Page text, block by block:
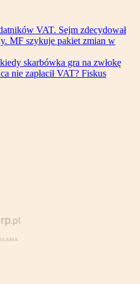
VAT. Sejm zdecydował
MF szykuje pakiet zmian w
skarbówka gra na zwłokę
nie zapłacił VAT? Fiskus